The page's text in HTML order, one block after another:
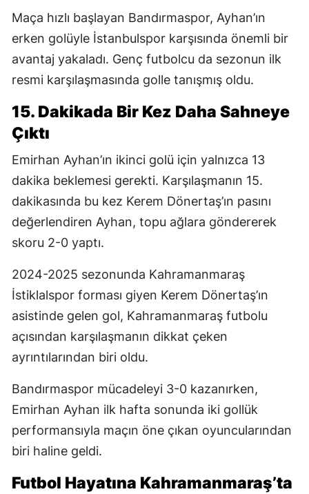
Maça hızlı başlayan Bandırmaspor, Ayhan’ın
erken golüyle İstanbulspor karşısında önemli bir
avantaj yakaladı. Genç futbolcu da sezonun ilk
resmi karşılaşmasında golle tanışmış oldu.
15. Dakikada Bir Kez Daha Sahneye
Çıktı
Emirhan Ayhan’ın ikinci golü için yalnızca 13
dakika beklemesi gerekti. Karşılaşmanın 15.
dakikasında bu kez Kerem Dönertaş’ın pasını
değerlendiren Ayhan, topu ağlara göndererek
skoru 2-0 yaptı.
2024-2025 sezonunda Kahramanmaraş
İstiklalspor forması giyen Kerem Dönertaş’ın
asistinde gelen gol, Kahramanmaraş futbolu
açısından karşılaşmanın dikkat çeken
ayrıntılarından biri oldu.
Bandırmaspor mücadeleyi 3-0 kazanırken,
Emirhan Ayhan ilk hafta sonunda iki gollük
performansıyla maçın öne çıkan oyuncularından
biri haline geldi.
Futbol Hayatına Kahramanmaraş’ta